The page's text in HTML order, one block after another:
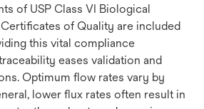
of USP Class VI Biological
of Quality are included
this vital compliance
eases validation and
Optimum flow rates vary by
lower flux rates often result in